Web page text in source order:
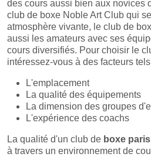
des cours aussi bien aux novices
club de boxe Noble Art Club qui
atmosphère vivante, le club de
aussi les amateurs avec ses
cours diversifiés. Pour choisir le
intéressez-vous à des facteurs
L'emplacement
La qualité des équipements
La dimension des groupes
L'expérience des coachs
La qualité d'un club de boxe paris
à travers un environnement de